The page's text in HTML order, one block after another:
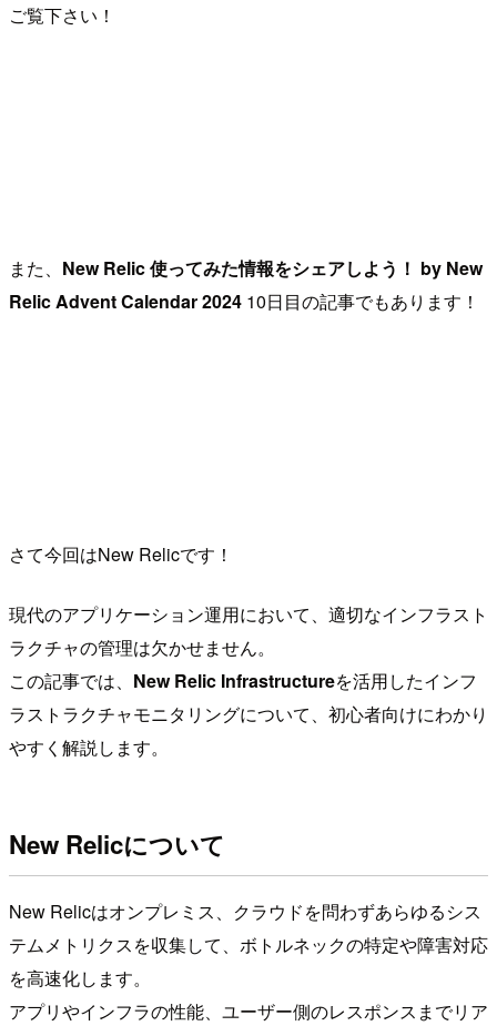
ご覧下さい！
また、 New Relic 使ってみた情報をシェアしよう！ by New
Relic Advent Calendar 2024 10日目の記事でもあります！
さて今回はNew Relicです！
現代のアプリケーション運用において、適切なインフラスト
ラクチャの管理は欠かせません。
この記事では、 New Relic Infrastructureを活用したインフ
ラストラクチャモニタリングについて、初心者向けにわかり
やすく解説します。
New Relicについて
New Relicはオンプレミス、クラウドを問わずあらゆるシス
テムメトリクスを収集して、ボトルネックの特定や障害対応
を高速化します。
アプリやインフラの性能、ユーザー側のレスポンスまでリア